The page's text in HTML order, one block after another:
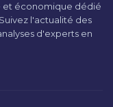
et économique dédié
l'actualité des
d'experts en